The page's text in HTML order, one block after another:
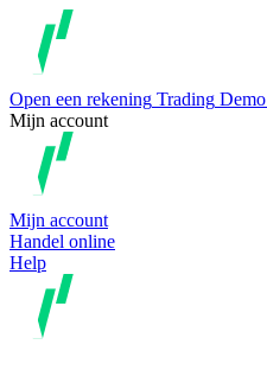
Open een rekening Trading Demo
Mijn account
Mijn account
Handel online
Help